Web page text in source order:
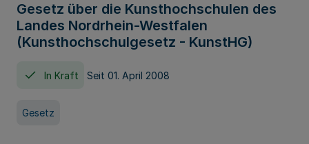
Gesetz über die Kunsthochschulen des
Landes Nordrhein-Westfalen
(Kunsthochschulgesetz - KunstHG)
In Kraft Seit 01. April 2008
Gesetz